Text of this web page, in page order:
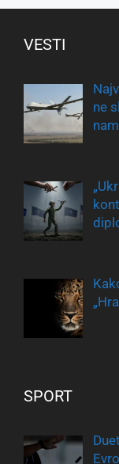
VESTI
ne
SPORT